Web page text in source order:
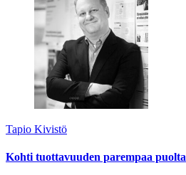
Tapio Kivistö
Kohti tuottavuuden parempaa puolta